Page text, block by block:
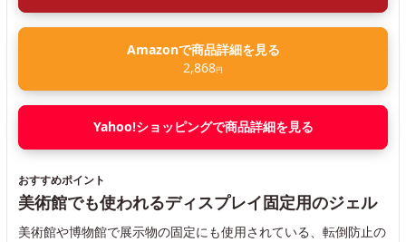
Amazonで商品詳細を見る
2,868円
Yahoo!ショッピングで商品詳細を見る
おすすめポイント
美術館でも使われるディスプレイ固定用のジェル
美術館や博物館で展示物の固定にも使用されている、転倒防止の